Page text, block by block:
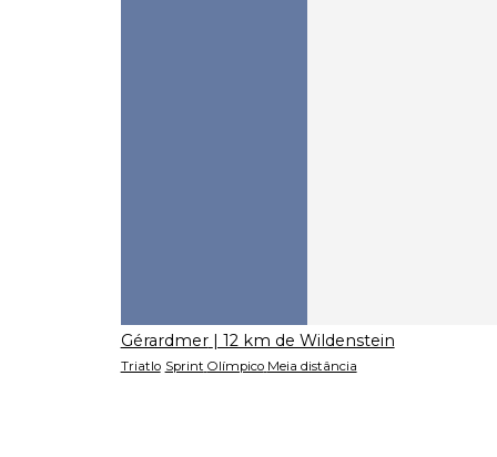
Gérardmer | 12 km de Wildenstein
Triatlo Sprint Olímpico Meia distância